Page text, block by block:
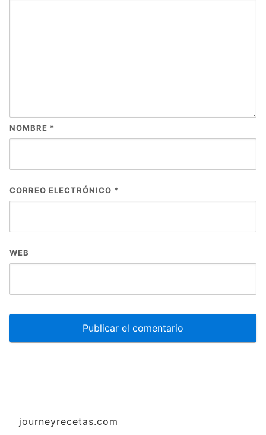
NOMBRE *
CORREO ELECTRÓNICO *
WEB
journeyrecetas.com